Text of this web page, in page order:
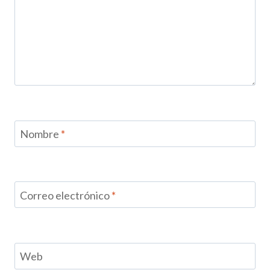
Nombre *
Correo electrónico*
Web